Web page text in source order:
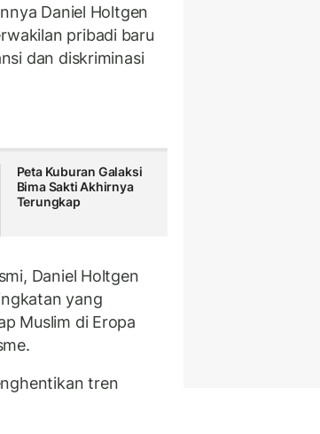
Daniel Holtgen
pribadi baru
dan diskriminasi
Peta Kuburan Galaksi
Bima Sakti Akhirnya
Terungkap
Daniel Holtgen
yang
Muslim di Eropa
tren